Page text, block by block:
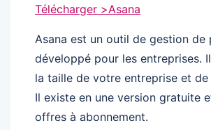
Télécharger >Asana
Asana est un outil de gestion de
développé pour les entreprises. Il
la taille de votre entreprise et
Il existe en une version gratuite
offres à abonnement.